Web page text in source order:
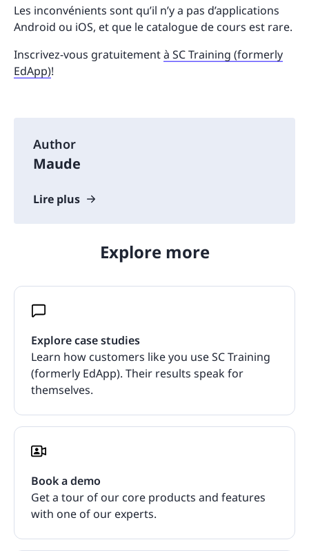
Les inconvénients sont qu’il n’y a pas d’applications
Android ou iOS, et que le catalogue de cours est rare.
Inscrivez-vous gratuitementà SC Training (formerly
EdApp)!
Author
Maude
Lire plus
Explore more
Explore case studies
Learn how customers like you use SC Training
(formerly EdApp). Their results speak for
themselves.
Book a demo
Get a tour of our core products and features
with one of our experts.